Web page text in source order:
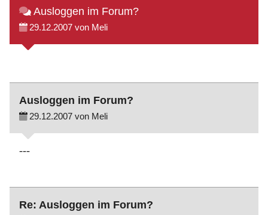
Ausloggen im Forum?
29.12.2007 von Meli
Ausloggen im Forum?
29.12.2007 von Meli
---
Re: Ausloggen im Forum?